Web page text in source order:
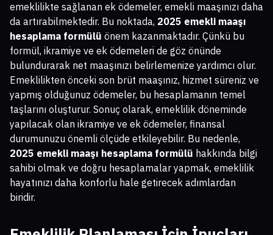
emeklilikte sağlanan ek ödemeler, emekli maaşınızı daha
da artırabilmektedir. Bu noktada, 2025 emekli maaşı
hesaplama formülü önem kazanmaktadır. Çünkü bu
formül, ikramiye ve ek ödemeleri de göz önünde
bulundurarak net maaşınızı belirlemenize yardımcı olur.
Emeklilikten önceki son brüt maaşınız, hizmet süreniz ve
yapmış olduğunuz ödemeler, bu hesaplamanın temel
taşlarını oluşturur. Sonuç olarak, emeklilik döneminde
yapılacak olan ikramiye ve ek ödemeler, finansal
durumunuzu önemli ölçüde etkileyebilir. Bu nedenle,
2025 emekli maaşı hesaplama formülü hakkında bilgi
sahibi olmak ve doğru hesaplamalar yapmak, emeklilik
hayatınızı daha konforlu hale getirecek adımlardan
biridir.